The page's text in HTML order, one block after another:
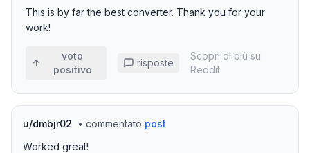
This is by far the best converter. Thank you for your
work!
voto
positivo
risposte
Scopri di più su
Reddit
u/dmbjr02 • commentato post
Worked great!